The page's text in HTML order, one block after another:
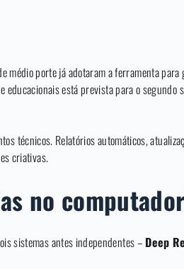
médio porte já adotaram a ferramenta para
está prevista para o segundo
técnicos. Relatórios automáticos,
criativas.
no
sistemas antes independentes – Deep